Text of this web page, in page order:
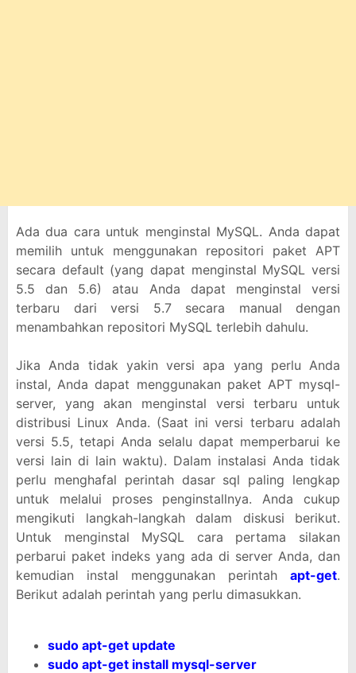
Ada dua cara untuk menginstal MySQL. Anda dapat
memilih untuk menggunakan repositori paket APT
secara default (yang dapat menginstal MySQL versi
5.5 dan 5.6) atau Anda dapat menginstal versi
terbaru dari versi 5.7 secara manual dengan
menambahkan repositori MySQL terlebih dahulu.
Jika Anda tidak yakin versi apa yang perlu Anda
instal, Anda dapat menggunakan paket APT mysql-
server, yang akan menginstal versi terbaru untuk
distribusi Linux Anda. (Saat ini versi terbaru adalah
versi 5.5, tetapi Anda selalu dapat memperbarui ke
versi lain di lain waktu). Dalam instalasi Anda tidak
perlu menghafal perintah dasar sql paling lengkap
untuk melalui proses penginstallnya. Anda cukup
mengikuti langkah-langkah dalam diskusi berikut.
Untuk menginstal MySQL cara pertama silakan
perbarui paket indeks yang ada di server Anda, dan
kemudian instal menggunakan perintah apt-get.
Berikut adalah perintah yang perlu dimasukkan.
sudo apt-get update
sudo apt-get install mysql-server